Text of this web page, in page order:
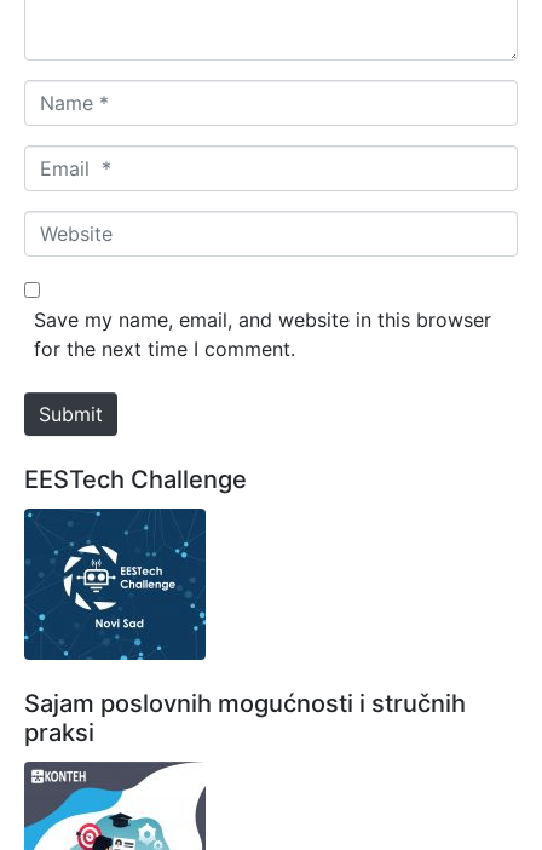
a
m
*
m
a
*
W
e
b
e
Save my name, email, and website in this browser
for the next time I comment.
Submit
EESTech Challenge
Sajam poslovnih mogućnosti i stručnih
praksi